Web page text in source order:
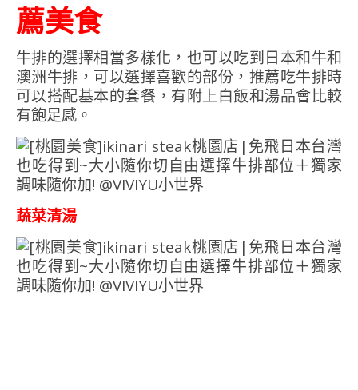
薦美食
牛排的選擇相當多樣化，也可以吃到日本和牛和
澳洲牛排，可以選擇喜歡的部份，推薦吃牛排時
可以搭配基本的套餐，有附上白飯和湯品會比較
有飽足感。
蔬菜清湯